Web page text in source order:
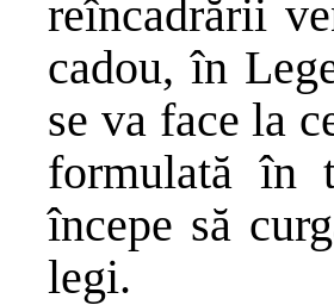
reîncadrării
cadou, în
se va face la
formulată în
începe să
legi.